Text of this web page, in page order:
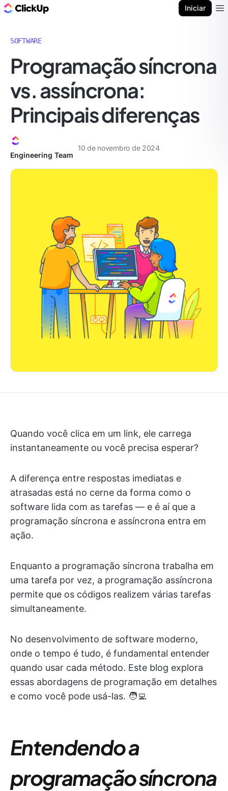
Iniciar
SOFTWARE
Programação síncrona
vs. assíncrona:
Principais diferenças
Engineering Team
10 de novembro de 2024
Quando você clica em um link, ele carrega
instantaneamente ou você precisa esperar?
A diferença entre respostas imediatas e
atrasadas está no cerne da forma como o
software lida com as tarefas — e é aí que a
programação síncrona e assíncrona entra em
ação.
Enquanto a programação síncrona trabalha em
uma tarefa por vez, a programação assíncrona
permite que os códigos realizem várias tarefas
simultaneamente.
No desenvolvimento de software moderno,
onde o tempo é tudo, é fundamental entender
quando usar cada método. Este blog explora
essas abordagens de programação em detalhes
e como você pode usá-las. 🧑‍💻
Entendendo a
programação síncrona